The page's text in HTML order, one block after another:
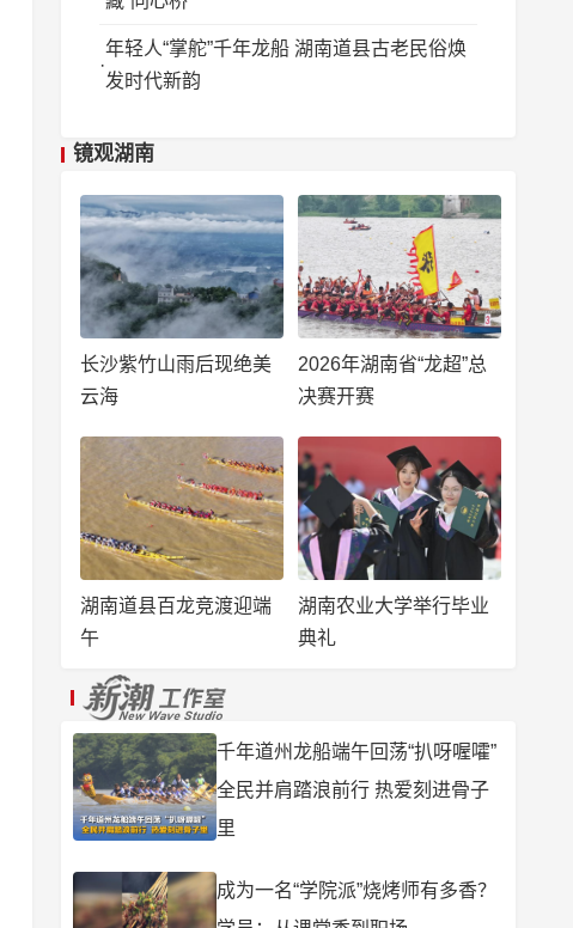
年轻人“掌舵”千年龙船 湖南道县古老民俗焕
发时代新韵
镜观湖南
长沙紫竹山雨后现绝美
云海
2026年湖南省“龙超”总
决赛开赛
湖南道县百龙竞渡迎端
午
湖南农业大学举行毕业
典礼
千年道州龙船端午回荡“扒呀喔嚯”
全民并肩踏浪前行 热爱刻进骨子
里
成为一名“学院派”烧烤师有多香？